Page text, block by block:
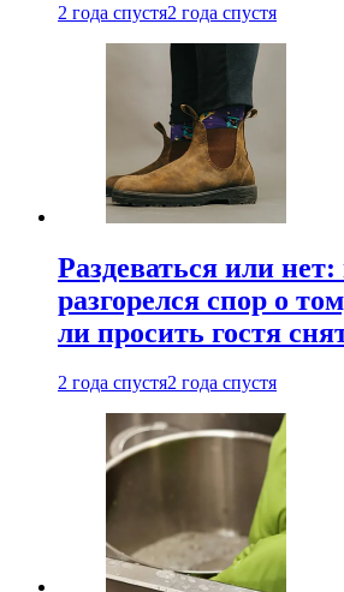
2 года спустя2 года спустя
Раздеваться или
разгорелся спор о
ли просить гостя
2 года спустя2 года спустя